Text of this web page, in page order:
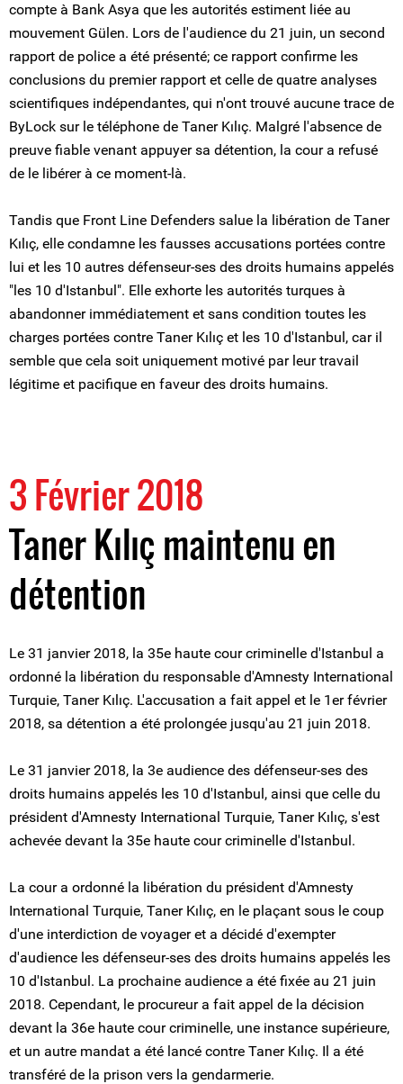
compte à Bank Asya que les autorités estiment liée au
mouvement Gülen. Lors de l'audience du 21 juin, un second
rapport de police a été présenté; ce rapport confirme les
conclusions du premier rapport et celle de quatre analyses
scientifiques indépendantes, qui n'ont trouvé aucune trace de
ByLock sur le téléphone de Taner Kılıç. Malgré l'absence de
preuve fiable venant appuyer sa détention, la cour a refusé
de le libérer à ce moment-là.
Tandis que Front Line Defenders salue la libération de Taner
Kılıç, elle condamne les fausses accusations portées contre
lui et les 10 autres défenseur-ses des droits humains appelés
"les 10 d'Istanbul". Elle exhorte les autorités turques à
abandonner immédiatement et sans condition toutes les
charges portées contre Taner Kılıç et les 10 d'Istanbul, car il
semble que cela soit uniquement motivé par leur travail
légitime et pacifique en faveur des droits humains.
3 Février 2018
Taner Kılıç maintenu en
détention
Le 31 janvier 2018, la 35e haute cour criminelle d'Istanbul a
ordonné la libération du responsable d'Amnesty International
Turquie, Taner Kılıç. L'accusation a fait appel et le 1er février
2018, sa détention a été prolongée jusqu'au 21 juin 2018.
Le 31 janvier 2018, la 3e audience des défenseur-ses des
droits humains appelés les 10 d'Istanbul, ainsi que celle du
président d'Amnesty International Turquie, Taner Kılıç, s'est
achevée devant la 35e haute cour criminelle d'Istanbul.
La cour a ordonné la libération du président d'Amnesty
International Turquie, Taner Kılıç, en le plaçant sous le coup
d'une interdiction de voyager et a décidé d'exempter
d'audience les défenseur-ses des droits humains appelés les
10 d'Istanbul. La prochaine audience a été fixée au 21 juin
2018. Cependant, le procureur a fait appel de la décision
devant la 36e haute cour criminelle, une instance supérieure,
et un autre mandat a été lancé contre Taner Kılıç. Il a été
transféré de la prison vers la gendarmerie.